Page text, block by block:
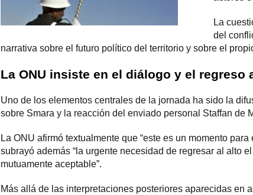
La
del
narrativa sobre el futuro político del territorio y sobre el
La ONU insiste en el diálogo y el regreso
Uno de los elementos centrales de la jornada ha sido la
sobre Smara y la reacción del enviado personal Staffan de
La ONU afirmó textualmente que “este es un momento
subrayó además “la urgente necesidad de regresar al alto
mutuamente aceptable”.
Más allá de las interpretaciones posteriores aparecidas